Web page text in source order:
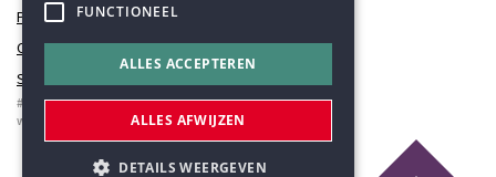
Privacy
Cookiestatement
Sitemap
#codedwithlove byCodelines
webapplicaties
mobiele apps&maatwerk websites
FUNCTIONEEL
ALLES ACCEPTEREN
ALLES AFWIJZEN
DETAILS WEERGEVEN